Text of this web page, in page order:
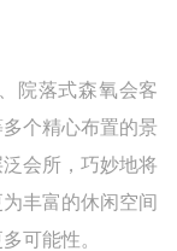
院落式森氧会客
个精心布置的景
会所，巧妙地将
丰富的休闲空间
可能性。